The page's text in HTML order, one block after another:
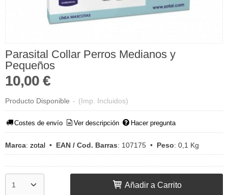
Parasital Collar Perros Medianos y
Pequeños
10,00 €
Producto Disponible - (Imp. Incluidos)
Costes de envío Ver descripción Hacer pregunta
Marca: zotal • EAN / Cod. Barras: 107175 • Peso: 0,1 Kg
Añadir a Carrito